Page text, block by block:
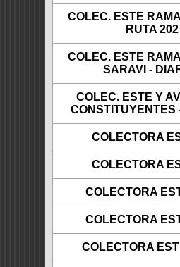
COLEC. ESTE
RUTA 202
COLEC. ESTE
SARAVI -
COLEC. ESTE Y
CONSTITUYENTES
COLECTORA
COLECTORA
COLECTORA
COLECTORA
COLECTORA